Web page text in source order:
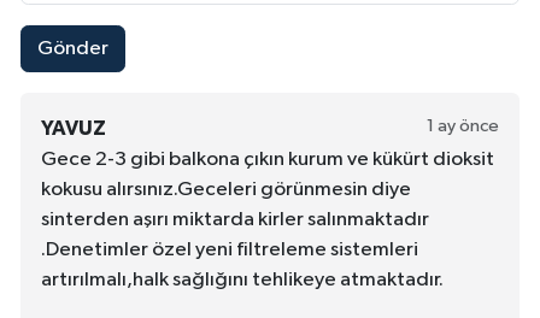
Gönder
YAVUZ 1 ay önce
Gece 2-3 gibi balkona çıkın kurum ve kükürt dioksit
kokusu alırsınız.Geceleri görünmesin diye
sinterden aşırı miktarda kirler salınmaktadır
.Denetimler özel yeni filtreleme sistemleri
artırılmalı,halk sağlığını tehlikeye atmaktadır.